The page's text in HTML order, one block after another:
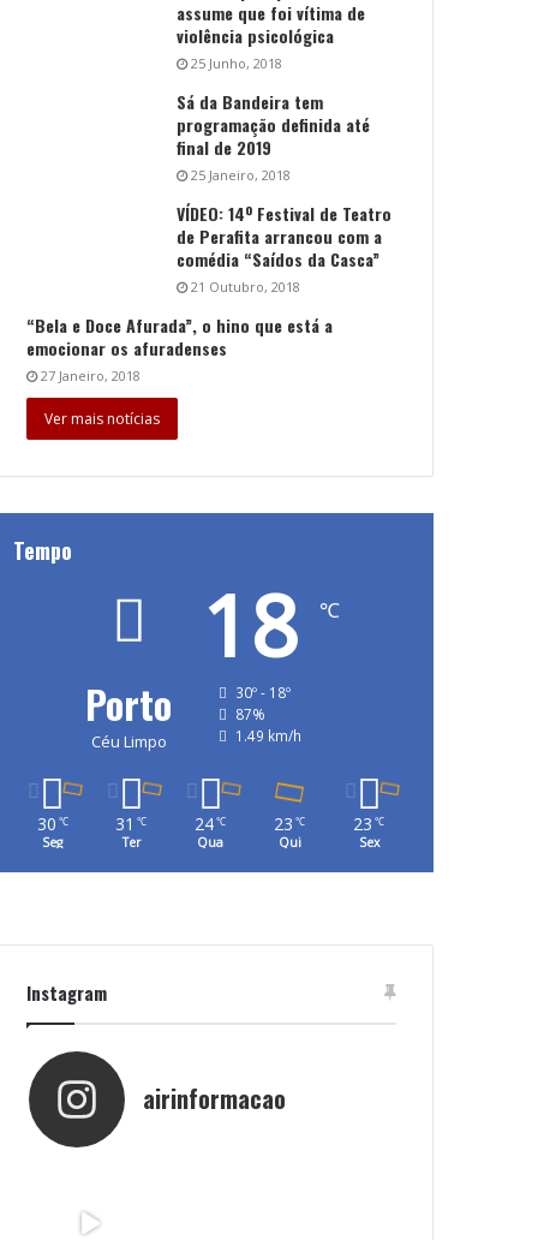
assume que foi vítima de
violência psicológica
25 Junho, 2018
Sá da Bandeira tem
programação definida até
final de 2019
25 Janeiro, 2018
VÍDEO: 14º Festival de Teatro
de Perafita arrancou com a
comédia “Saídos da Casca”
21 Outubro, 2018
“Bela e Doce Afurada”, o hino que está a
emocionar os afuradenses
27 Janeiro, 2018
Ver mais notícias
Tempo
Porto
Céu Limpo
18 ℃
30º - 18º
87%
1.49 km/h
30 ℃
Seg
31 ℃
Ter
24℃
Qua
23 ℃
Qui
23 ℃
Sex
Instagram
airinformacao